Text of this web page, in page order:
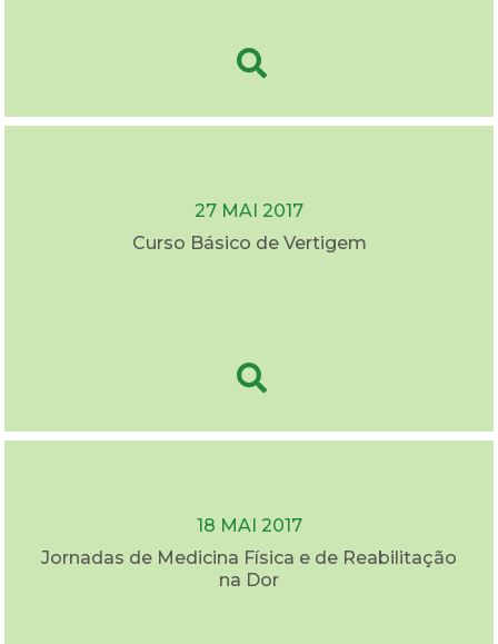
27 MAI 2017
Curso Básico de Vertigem
18 MAI 2017
Jornadas de Medicina Física e de Reabilitação
na Dor